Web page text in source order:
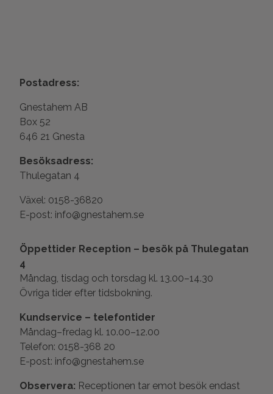
Postadress:
Gnestahem AB
Box 52
646 21 Gnesta
Besöksadress:
Thulegatan 4
Växel: 0158-36820
E-post: info@gnestahem.se
Öppettider Reception – besök på Thulegatan
4
Måndag, tisdag och torsdag kl. 13.00–14.30
Övriga tider efter tidsbokning.
Kundservice – telefontider
Måndag–fredag kl. 10.00–12.00
Telefon: 0158-368 20
E-post: info@gnestahem.se
Observera: Receptionen tar emot besök endast